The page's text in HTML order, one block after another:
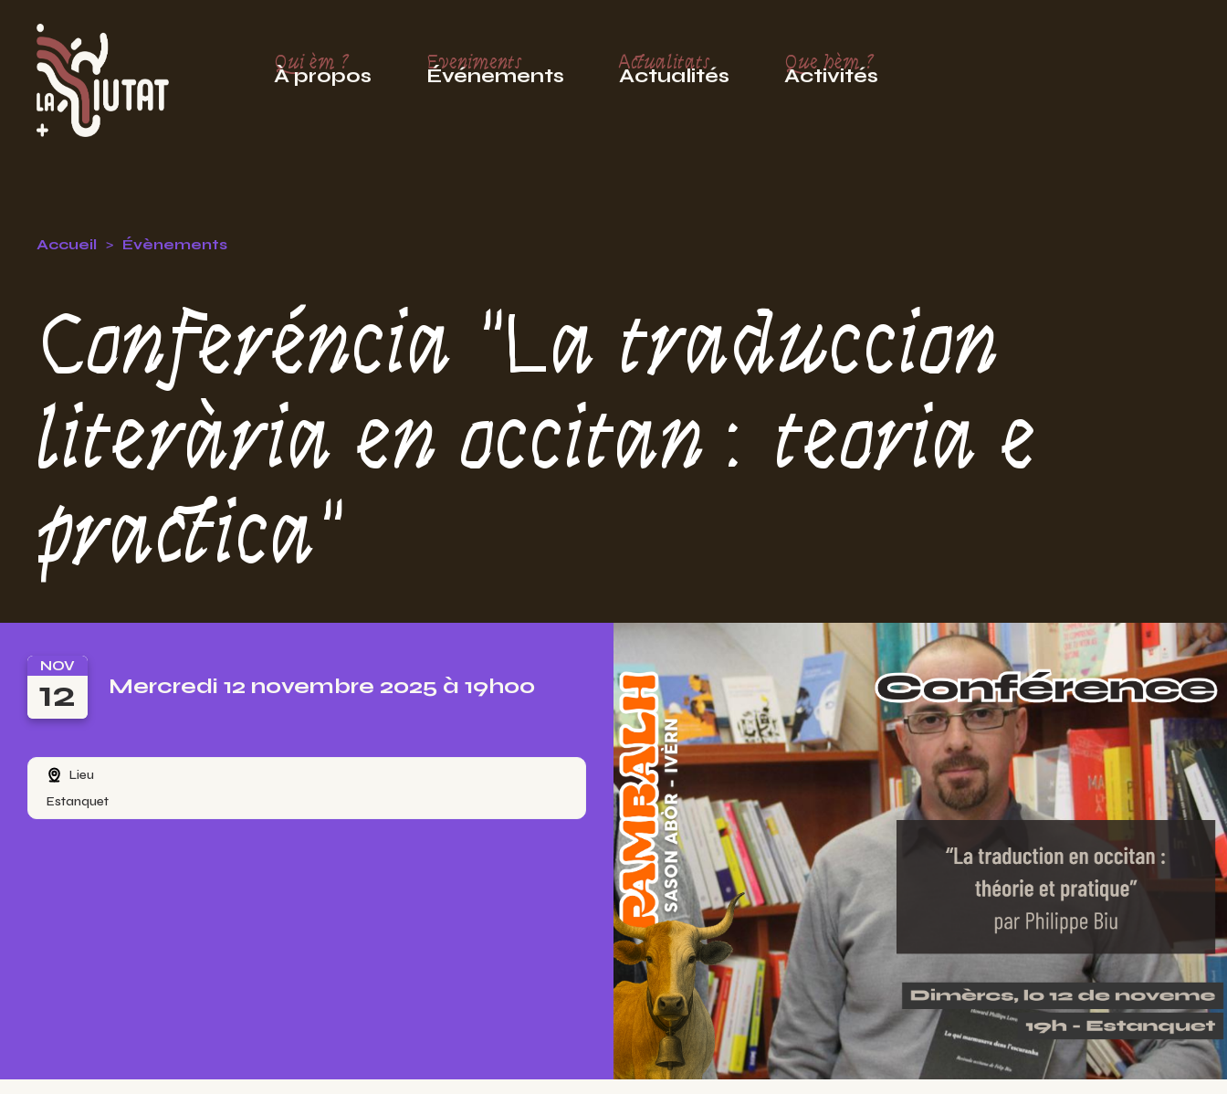
Qui èm ?
À propos
Eveniments
Événements
Actualitats
Actualités
Que hèm ?
Activités
Accueil Évènements
Conferéncia "La traduccion
literària en occitan : teoria e
practica"
NOV
12 Mercredi 12 novembre 2025 à 19h00
Lieu
Estanquet